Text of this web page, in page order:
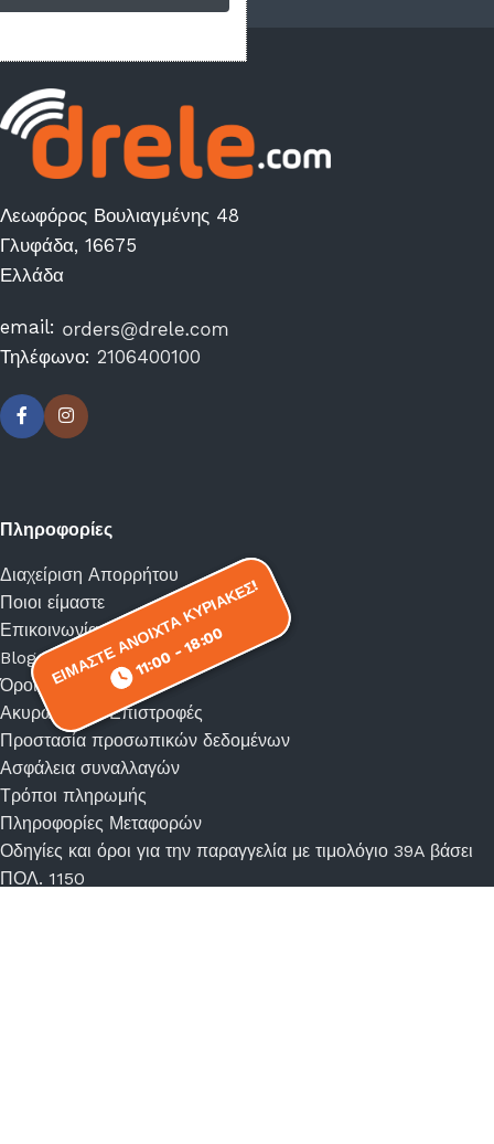
ΕΙΜΑΣΤΕ ΑΝΟΙΧΤΑ ΚΥΡΙΑΚΕΣ!
11:00 - 18:00
Λεωφόρος Βουλιαγμένης 48
Γλυφάδα, 16675
Ελλάδα
email:
Τηλέφωνο: 2106400100
ΕΙΜΑΣΤΕ ΑΝΟΙΧΤΑ ΚΥΡΙΑΚΕΣ!
11:00 - 18:00
Πληροφορίες
Διαχείριση Απορρήτου
Ποιοι είμαστε
Επικοινωνία
Blog
Όροι χρήσης
Ακυρώσεις – Επιστροφές
Προστασία προσωπικών δεδομένων
Ασφάλεια συναλλαγών
Τρόποι πληρωμής
Πληροφορίες Μεταφορών
Οδηγίες και όροι για την παραγγελία με τιμολόγιο 39A βάσει
ΠΟΛ. 1150